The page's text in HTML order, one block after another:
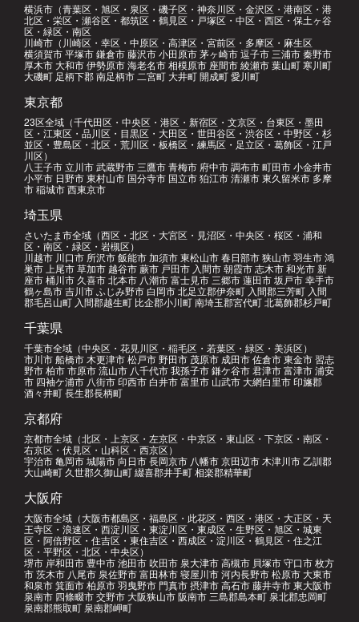
横浜市（青葉区・旭区・泉区・磯子区・神奈川区・金沢区・港南区・港
北区・栄区・瀬谷区・都筑区・鶴見区・戸塚区・中区・西区・保土ヶ谷
区・緑区・南区
川崎市（川崎区・幸区・中原区・高津区・宮前区・多摩区・麻生区
横須賀市 平塚市 鎌倉市 藤沢市 小田原市 茅ヶ崎市 逗子市 三浦市 秦野市
厚木市 大和市 伊勢原市 海老名市 相模原市 座間市 綾瀬市 葉山町 寒川町
大磯町 足柄下郡 南足柄市 二宮町 大井町 開成町 愛川町
東京都
23区全域（千代田区・中央区・港区・新宿区・文京区・台東区・墨田
区・江東区・品川区・目黒区・大田区・世田谷区・渋谷区・中野区・杉
並区・豊島区・北区・荒川区・板橋区・練馬区・足立区・葛飾区・江戸
川区）
八王子市 立川市 武蔵野市 三鷹市 青梅市 府中市 調布市 町田市 小金井市
小平市 日野市 東村山市 国分寺市 国立市 狛江市 清瀬市 東久留米市 多摩
市 稲城市 西東京市
埼玉県
さいたま市全域（西区・北区・大宮区・見沼区・中央区・桜区・浦和
区・南区・緑区・岩槻区）
川越市 川口市 所沢市 飯能市 加須市 東松山市 春日部市 狭山市 羽生市 鴻
巣市 上尾市 草加市 越谷市 蕨市 戸田市 入間市 朝霞市 志木市 和光市 新
座市 桶川市 久喜市 北本市 八潮市 富士見市 三郷市 蓮田市 坂戸市 幸手市
鶴ヶ島市 吉川市 ふじみ野市 白岡市 北足立郡伊奈町 入間郡三芳町 入間
郡毛呂山町 入間郡越生町 比企郡小川町 南埼玉郡宮代町 北葛飾郡杉戸町
千葉県
千葉市全域（中央区・花見川区・稲毛区・若葉区・緑区・美浜区）
市川市 船橋市 木更津市 松戸市 野田市 茂原市 成田市 佐倉市 東金市 習志
野市 柏市 市原市 流山市 八千代市 我孫子市 鎌ケ谷市 君津市 富津市 浦安
市 四袖ケ浦市 八街市 印西市 白井市 富里市 山武市 大網白里市 印旛郡
酒々井町 長生郡長柄町
京都府
京都市全域（北区・上京区・左京区・中京区・東山区・下京区・南区・
右京区・伏見区・山科区・西京区）
宇治市 亀岡市 城陽市 向日市 長岡京市 八幡市 京田辺市 木津川市 乙訓郡
大山崎町 久世郡久御山町 綴喜郡井手町 相楽郡精華町
大阪府
大阪市全域（大阪市都島区・福島区・此花区・西区・港区・大正区・天
王寺区・浪速区・西淀川区・東淀川区・東成区・生野区・旭区・城東
区・阿倍野区・住吉区・東住吉区・西成区・淀川区・鶴見区・住之江
区・平野区・北区・中央区）
堺市 岸和田市 豊中市 池田市 吹田市 泉大津市 高槻市 貝塚市 守口市 枚方
市 茨木市 八尾市 泉佐野市 富田林市 寝屋川市 河内長野市 松原市 大東市
和泉市 箕面市 柏原市 羽曳野市 門真市 摂津市 高石市 藤井寺市 東大阪市
泉南市 四條畷市 交野市 大阪狭山市 阪南市 三島郡島本町 泉北郡忠岡町
泉南郡熊取町 泉南郡岬町